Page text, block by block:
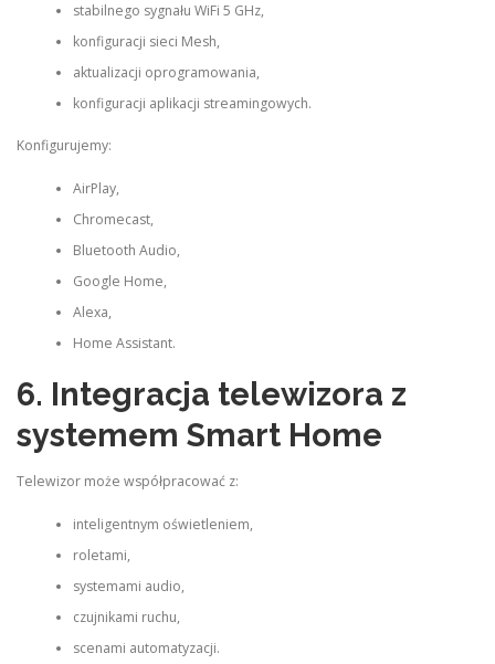
stabilnego sygnału WiFi 5 GHz,
konfiguracji sieci Mesh,
aktualizacji oprogramowania,
konfiguracji aplikacji streamingowych.
Konfigurujemy:
AirPlay,
Chromecast,
Bluetooth Audio,
Google Home,
Alexa,
Home Assistant.
6. Integracja telewizora z
systemem Smart Home
Telewizor może współpracować z:
inteligentnym oświetleniem,
roletami,
systemami audio,
czujnikami ruchu,
scenami automatyzacji.